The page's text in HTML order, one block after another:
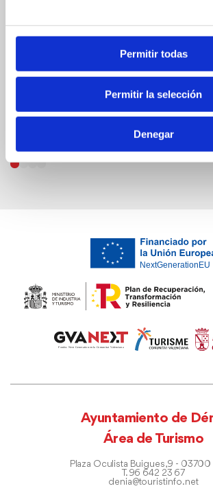
Permitir todas
Permitir la selección
Denegar
Parking Maristas
Ayuntamiento de
Área de Turismo
Plaza Oculista Buigues, 9 - 03700
T. 96 642 23 67
denia@touristinfo.net